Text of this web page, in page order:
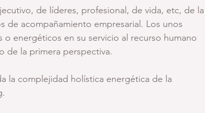
de líderes, profesional, de vida, etc, de la
de acompañamiento empresarial. Los unos
energéticos en su servicio al recurso humano
de la primera perspectiva.
la complejidad holística energética de la